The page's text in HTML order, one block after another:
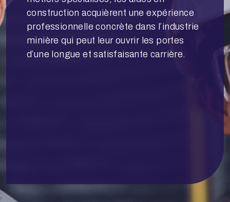
construction acquièrent une expérience
professionnelle concrète dans l’industrie
minière qui peut leur ouvrir les portes
d’une longue et satisfaisante carrière.